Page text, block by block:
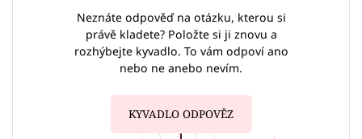
Neznáte odpověď na otázku, kterou si
právě kladete? Položte si ji znovu a
rozhýbejte kyvadlo. To vám odpoví ano
nebo ne anebo nevím.
KYVADLO ODPOVĚZ